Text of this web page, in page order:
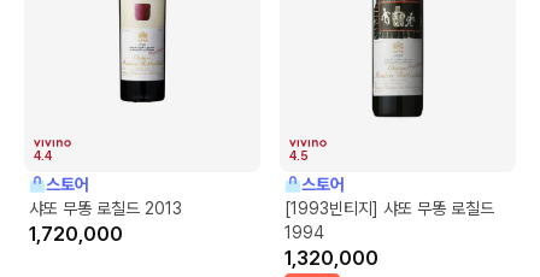
4.4
스토어
샤또 무똥 로칠드 2013
1,720,000
4.5
스토어
[1993빈티지] 샤또 무똥 로칠드
1994
1,320,000